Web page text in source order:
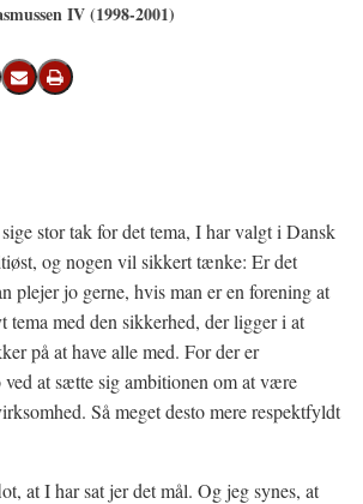
IV (1998-2001)
(Twitter)
på LinkedIn
Send email
Print
stor tak for det tema, I har valgt i Dansk
og nogen vil sikkert tænke: Er det
plejer jo gerne, hvis man er en forening at
tema med den sikkerhed, der ligger i at
på at have alle med. For der er
at sætte sig ambitionen om at være
Så meget desto mere respektfyldt
at I har sat jer det mål. Og jeg synes, at